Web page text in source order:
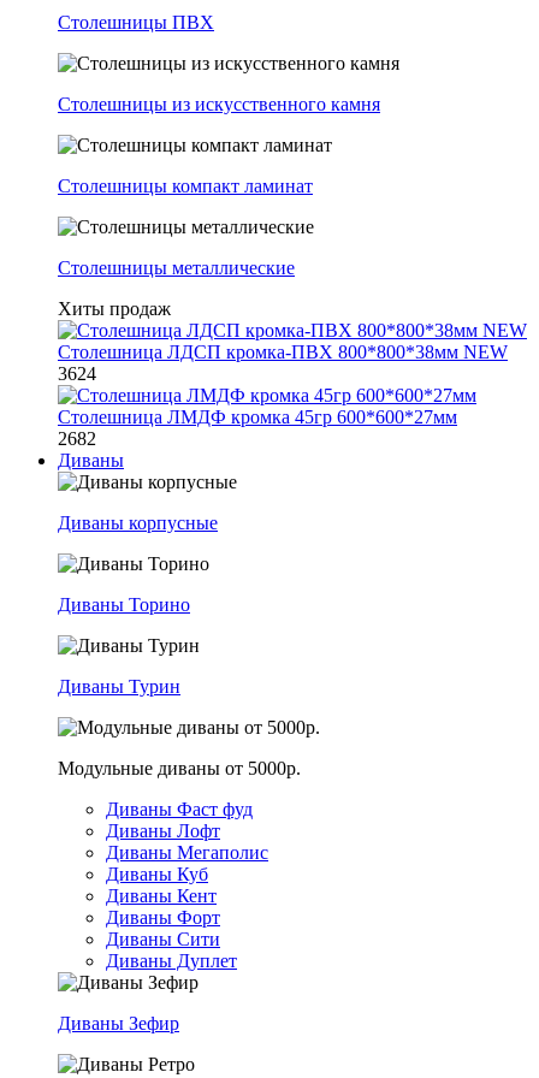
Столешницы ПВХ
Столешницы из искусственного камня
Столешницы компакт ламинат
Столешницы металлические
Хиты продаж
Столешница ЛДСП кромка-ПВХ 800*800*38мм NEW
3624
Столешница ЛМДФ кромка 45гр 600*600*27мм
2682
Диваны
Диваны корпусные
Диваны Торино
Диваны Турин
Модульные диваны от 5000р.
Диваны Фаст фуд
Диваны Лофт
Диваны Мегаполис
Диваны Куб
Диваны Кент
Диваны Форт
Диваны Сити
Диваны Дуплет
Диваны Зефир